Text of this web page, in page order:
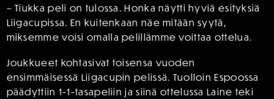
– Tiukka peli on tulossa. Honka näytti hyviä esityksiä
Liigacupissa. En kuitenkaan näe mitään syytä,
miksemme voisi omalla pelillämme voittaa ottelua.
Joukkueet kohtasivat toisensa vuoden
ensimmäisessä Liigacupin pelissä. Tuolloin Espoossa
päädyttiin 1-1-tasapeliin ja siinä ottelussa Laine teki